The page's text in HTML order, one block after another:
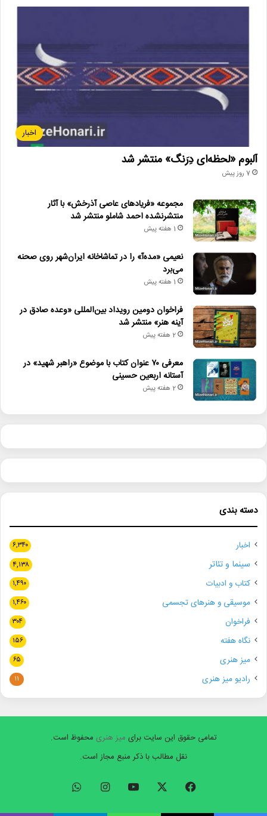
اخبار
آلبوم «لحظه‌ای دِرَنگ» منتشر شد
7 روز پیش
مجموعه «فریادهای عاصی آذرخش» با آثار
منتشرنشده احمد شاملو منتشر شد
1 هفته پیش
نعیمی «مده‌آ» را در تماشاخانه ایران‌شهر روی صحنه
می‌برد
1 هفته پیش
فراخوان دومین رویداد بین‌المللی «وعده صادق در
آینه هنر» منتشر شد
2 هفته پیش
معرفی ۷۰ عنوان کتاب با موضوع «راهبر شهید» در
آستانه اربعین حسینی
2 هفته پیش
دسته بندی
اخبار ۶,۳۴۰
سینما و تئاتر ۴,۱۳۸
کتاب و ادبیات ۱,۴۹۰
موسیقی و هنرهای تجسمی ۱,۴۶۰
فراخوان ۳۰۴
نگاه هفته ۱۵۶
میز هنری ۶۵
رادیو میز هنری ۱۱
تمامی حقوق این سایت برای میز هنری محفوظ است.
نقل مطالب با ذکر منبع مجاز است.
فیسبوک ایکس یوتیوب اینستاگرام